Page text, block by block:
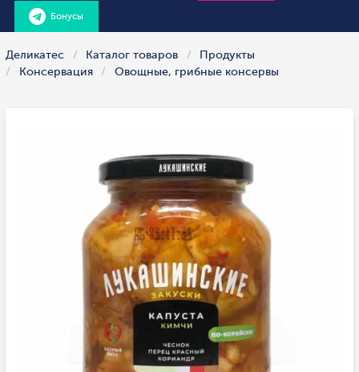
Бонусы
Деликатес Каталог товаров
Продукты
Консервация
Овощные, грибные консервы